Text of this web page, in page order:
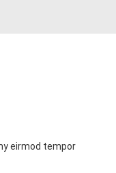
eirmod tempor